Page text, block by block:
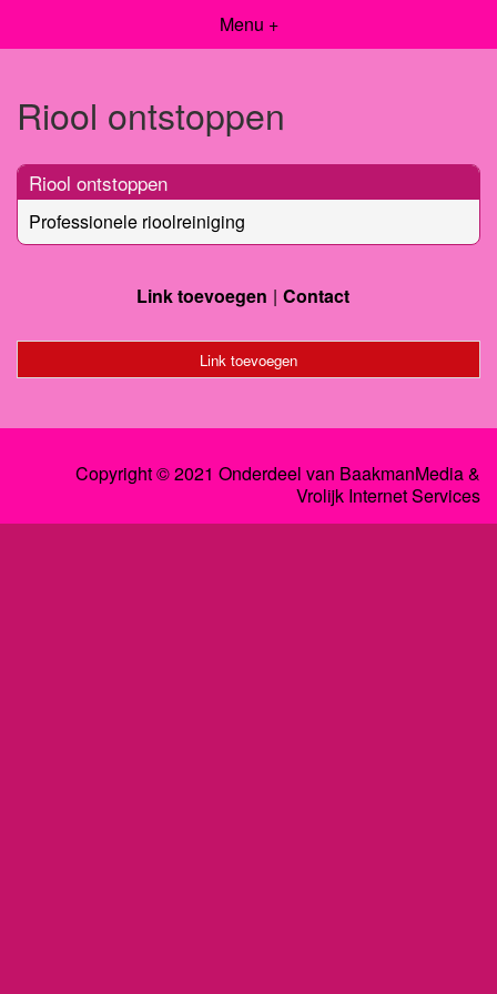
Menu +
Riool ontstoppen
Riool ontstoppen
Professionele rioolreiniging
Link toevoegen Contact
Link toevoegen
Copyright © 2021 Onderdeel van BaakmanMedia&
Vrolijk Internet Services